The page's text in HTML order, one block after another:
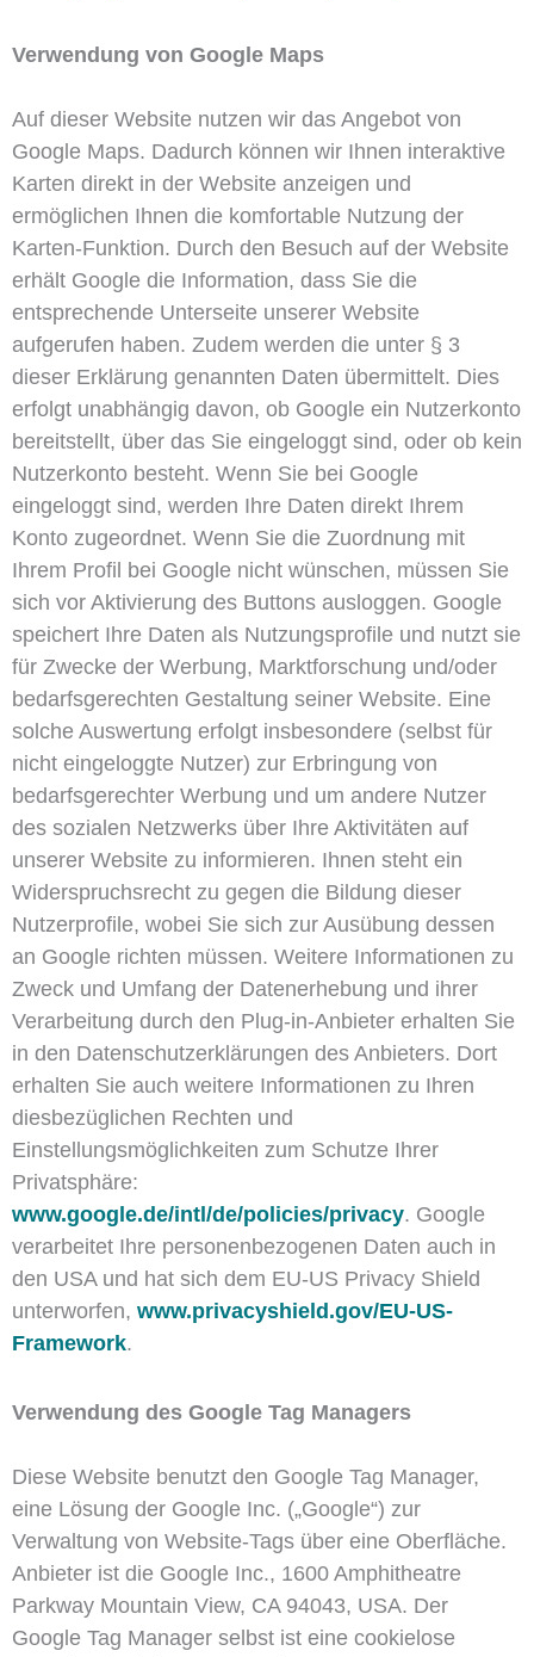
Verwendung von Google Maps
Auf dieser Website nutzen wir das Angebot von
Google Maps. Dadurch können wir Ihnen interaktive
Karten direkt in der Website anzeigen und
ermöglichen Ihnen die komfortable Nutzung der
Karten-Funktion. Durch den Besuch auf der Website
erhält Google die Information, dass Sie die
entsprechende Unterseite unserer Website
aufgerufen haben. Zudem werden die unter § 3
dieser Erklärung genannten Daten übermittelt. Dies
erfolgt unabhängig davon, ob Google ein Nutzerkonto
bereitstellt, über das Sie eingeloggt sind, oder ob kein
Nutzerkonto besteht. Wenn Sie bei Google
eingeloggt sind, werden Ihre Daten direkt Ihrem
Konto zugeordnet. Wenn Sie die Zuordnung mit
Ihrem Profil bei Google nicht wünschen, müssen Sie
sich vor Aktivierung des Buttons ausloggen. Google
speichert Ihre Daten als Nutzungsprofile und nutzt sie
für Zwecke der Werbung, Marktforschung und/oder
bedarfsgerechten Gestaltung seiner Website. Eine
solche Auswertung erfolgt insbesondere (selbst für
nicht eingeloggte Nutzer) zur Erbringung von
bedarfsgerechter Werbung und um andere Nutzer
des sozialen Netzwerks über Ihre Aktivitäten auf
unserer Website zu informieren. Ihnen steht ein
Widerspruchsrecht zu gegen die Bildung dieser
Nutzerprofile, wobei Sie sich zur Ausübung dessen
an Google richten müssen. Weitere Informationen zu
Zweck und Umfang der Datenerhebung und ihrer
Verarbeitung durch den Plug-in-Anbieter erhalten Sie
in den Datenschutzerklärungen des Anbieters. Dort
erhalten Sie auch weitere Informationen zu Ihren
diesbezüglichen Rechten und
Einstellungsmöglichkeiten zum Schutze Ihrer
Privatsphäre:
www.google.de/intl/de/policies/privacy. Google
verarbeitet Ihre personenbezogenen Daten auch in
den USA und hat sich dem EU-US Privacy Shield
unterworfen, www.privacyshield.gov/EU-US-
Framework.
Verwendung des Google Tag Managers
Diese Website benutzt den Google Tag Manager,
eine Lösung der Google Inc. („Google“) zur
Verwaltung von Website-Tags über eine Oberfläche.
Anbieter ist die Google Inc., 1600 Amphitheatre
Parkway Mountain View, CA 94043, USA. Der
Google Tag Manager selbst ist eine cookielose